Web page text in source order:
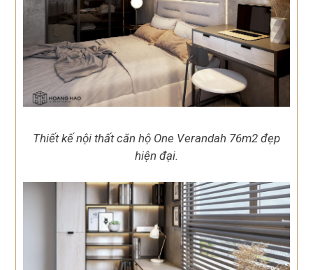
Thiết kế nội thất căn hộ One Verandah 76m2 đẹp
hiện đại.